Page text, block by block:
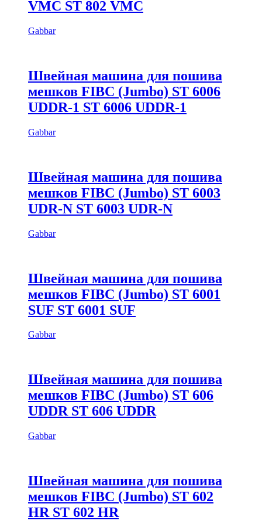
VMC ST 802 VMC
Gabbar
Швейная машина для пошива
мешков FIBC (Jumbo) ST 6006
UDDR-1 ST 6006 UDDR-1
Gabbar
Швейная машина для пошива
мешков FIBC (Jumbo) ST 6003
UDR-N ST 6003 UDR-N
Gabbar
Швейная машина для пошива
мешков FIBC (Jumbo) ST 6001
SUF ST 6001 SUF
Gabbar
Швейная машина для пошива
мешков FIBC (Jumbo) ST 606
UDDR ST 606 UDDR
Gabbar
Швейная машина для пошива
мешков FIBC (Jumbo) ST 602
HR ST 602 HR